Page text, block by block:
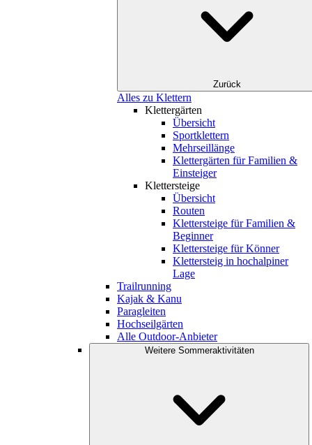
Zurück
Alles zu Klettern
Klettergärten
Übersicht
Sportklettern
Mehrseillänge
Klettergärten für Familien &
Einsteiger
Klettersteige
Übersicht
Routen
Klettersteige für Familien &
Beginner
Klettersteige für Könner
Klettersteig in hochalpiner
Lage
Trailrunning
Kajak & Kanu
Paragleiten
Hochseilgärten
Alle Outdoor-Anbieter
Weitere Sommeraktivitäten